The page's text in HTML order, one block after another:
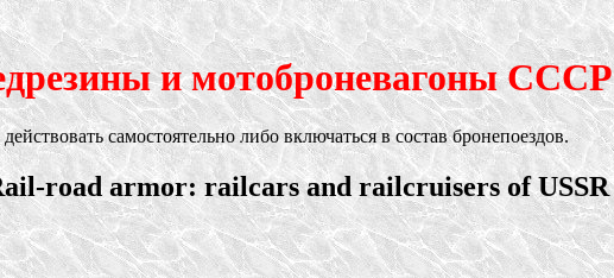
и мотоброневагоны СССР
самостоятельно либо включаться в состав бронепоездов.
road armor: railcars and railcruisers of USSR